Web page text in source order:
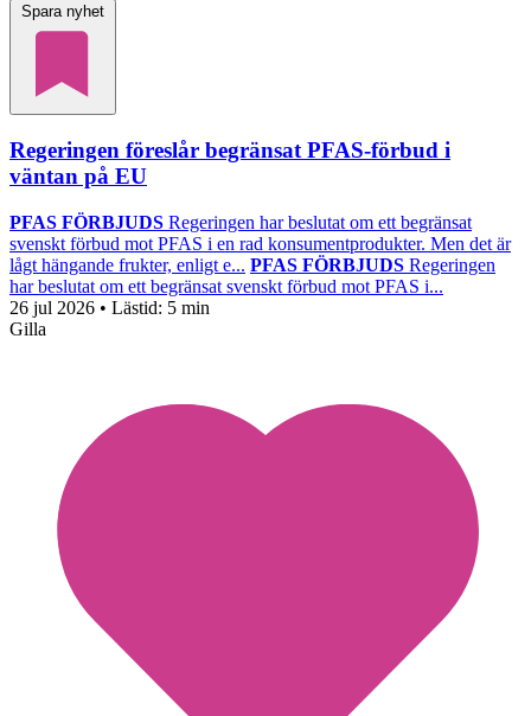
Spara nyhet
Regeringen föreslår begränsat PFAS-förbud i
väntan på EU
PFAS FÖRBJUDS Regeringen har beslutat om ett begränsat
svenskt förbud mot PFAS i en rad konsumentprodukter. Men det är
lågt hängande frukter, enligt e... PFAS FÖRBJUDS Regeringen
har beslutat om ett begränsat svenskt förbud mot PFAS i...
26 jul 2026 • Lästid: 5 min
Gilla